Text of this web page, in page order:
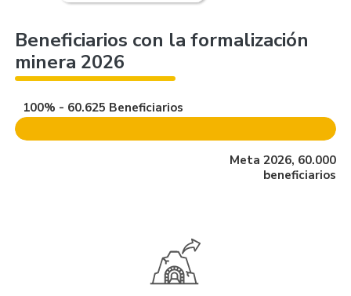
Beneficiarios con la formalización
minera 2026
100% - 60.625 Beneficiarios
Meta 2026, 60.000
beneficiarios